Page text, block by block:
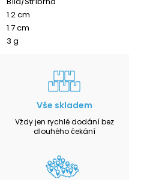
1.2 cm
1.7 cm
3 g
Vše skladem
Vždy jen rychlé dodání bez
dlouhého čekání